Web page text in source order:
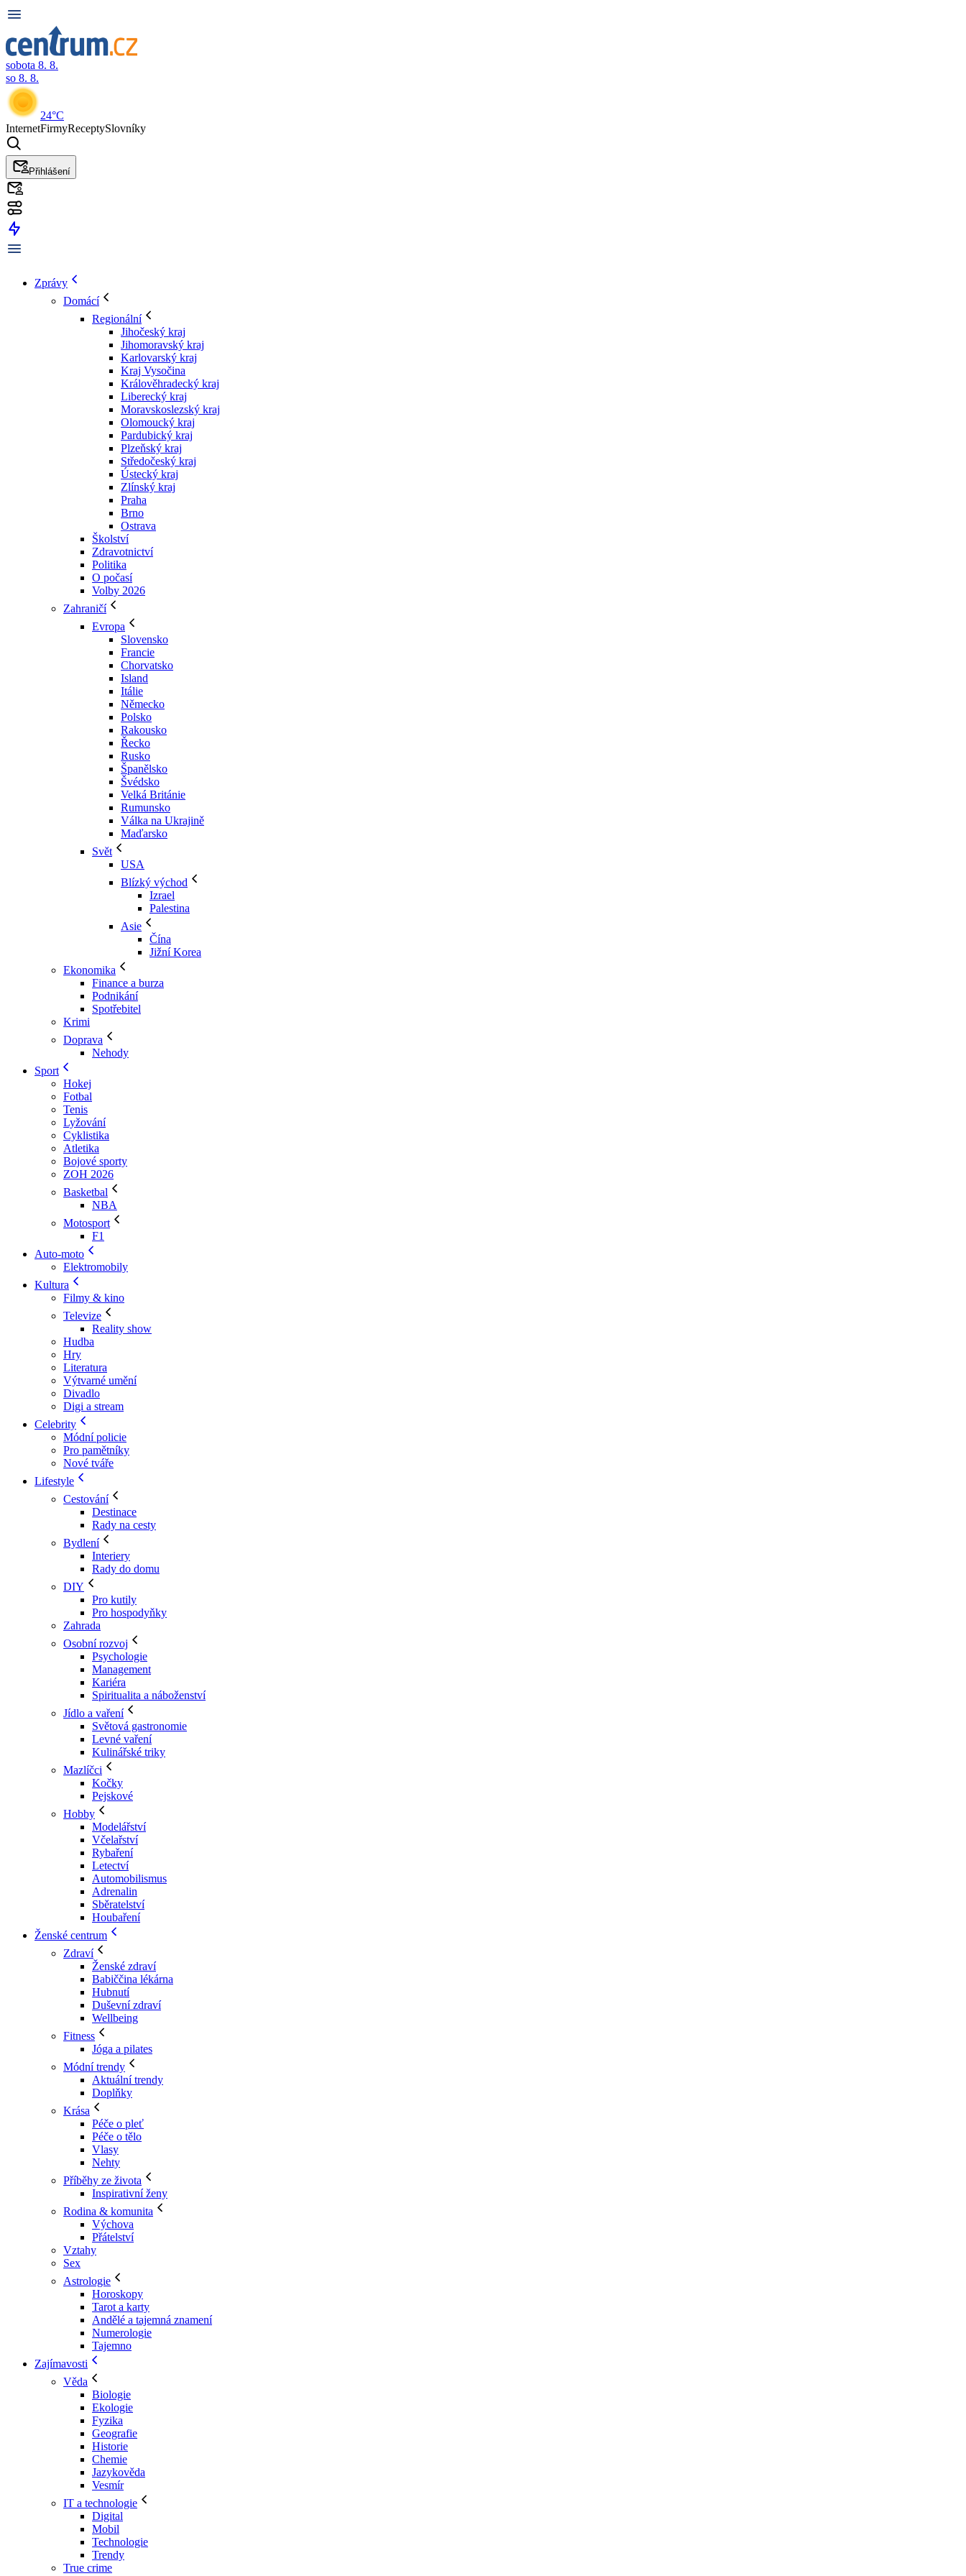
sobota 8. 8.
so 8. 8.
24°C
InternetFirmyReceptySlovníky
Přihlášení
Zprávy
Domácí
Regionální
Jihočeský kraj
Jihomoravský kraj
Karlovarský kraj
Kraj Vysočina
Králověhradecký kraj
Liberecký kraj
Moravskoslezský kraj
Olomoucký kraj
Pardubický kraj
Plzeňský kraj
Středočeský kraj
Ústecký kraj
Zlínský kraj
Praha
Brno
Ostrava
Školství
Zdravotnictví
Politika
O počasí
Volby 2026
Zahraničí
Evropa
Slovensko
Francie
Chorvatsko
Island
Itálie
Německo
Polsko
Rakousko
Řecko
Rusko
Španělsko
Švédsko
Velká Británie
Rumunsko
Válka na Ukrajině
Maďarsko
Svět
USA
Blízký východ
Izrael
Palestina
Asie
Čína
Jižní Korea
Ekonomika
Finance a burza
Podnikání
Spotřebitel
Krimi
Doprava
Nehody
Sport
Hokej
Fotbal
Tenis
Lyžování
Cyklistika
Atletika
Bojové sporty
ZOH 2026
Basketbal
NBA
Motosport
F1
Auto-moto
Elektromobily
Kultura
Filmy & kino
Televize
Reality show
Hudba
Hry
Literatura
Výtvarné umění
Divadlo
Digi a stream
Celebrity
Módní policie
Pro pamětníky
Nové tváře
Lifestyle
Cestování
Destinace
Rady na cesty
Bydlení
Interiery
Rady do domu
DIY
Pro kutily
Pro hospodyňky
Zahrada
Osobní rozvoj
Psychologie
Management
Kariéra
Spiritualita a náboženství
Jídlo a vaření
Světová gastronomie
Levné vaření
Kulinářské triky
Mazlíčci
Kočky
Pejskové
Hobby
Modelářství
Včelařství
Rybaření
Letectví
Automobilismus
Adrenalin
Sběratelství
Houbaření
Ženské centrum
Zdraví
Ženské zdraví
Babiččina lékárna
Hubnutí
Duševní zdraví
Wellbeing
Fitness
Jóga a pilates
Módní trendy
Aktuální trendy
Doplňky
Krása
Péče o pleť
Péče o tělo
Vlasy
Nehty
Příběhy ze života
Inspirativní ženy
Rodina & komunita
Výchova
Přátelství
Vztahy
Sex
Astrologie
Horoskopy
Tarot a karty
Andělé a tajemná znamení
Numerologie
Tajemno
Zajímavosti
Věda
Biologie
Ekologie
Fyzika
Geografie
Historie
Chemie
Jazykověda
Vesmír
IT a technologie
Digital
Mobil
Technologie
Trendy
True crime